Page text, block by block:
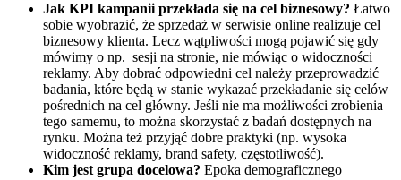
Jak KPI kampanii przekłada się na cel biznesowy? Łatwo
sobie wyobrazić, że sprzedaż w serwisie online realizuje cel
biznesowy klienta. Lecz wątpliwości mogą pojawić się gdy
mówimy o np. sesji na stronie, nie mówiąc o widoczności
reklamy. Aby dobrać odpowiedni cel należy przeprowadzić
badania, które będą w stanie wykazać przekładanie się celów
pośrednich na cel główny. Jeśli nie ma możliwości zrobienia
tego samemu, to można skorzystać z badań dostępnych na
rynku. Można też przyjąć dobre praktyki (np. wysoka
widoczność reklamy, brand safety, częstotliwość).
Kim jest grupa docelowa? Epoka demograficznego